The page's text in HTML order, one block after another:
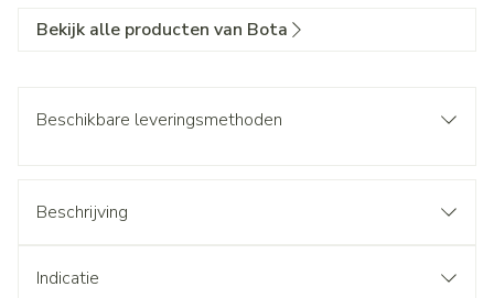
Bekijk alle producten van Bota
Beschikbare leveringsmethoden
Beschrijving
Indicatie